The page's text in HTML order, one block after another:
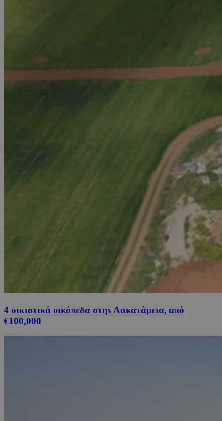
4 οικιστικά οικόπεδα στην Λακατάμεια, από
€100,000